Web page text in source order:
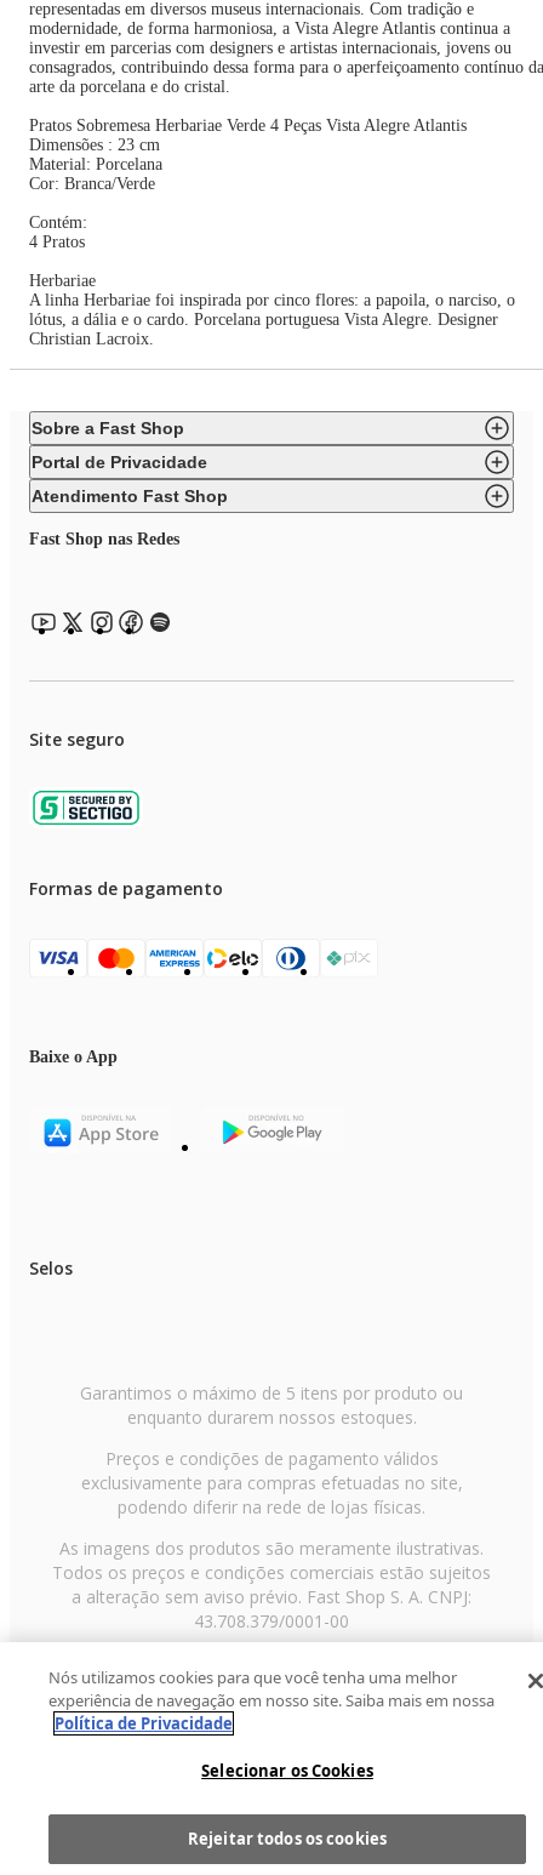
representadas em diversos museus internacionais. Com tradição e
modernidade, de forma harmoniosa, a Vista Alegre Atlantis continua a
investir em parcerias com designers e artistas internacionais, jovens ou
consagrados, contribuindo dessa forma para o aperfeiçoamento contínuo da
arte da porcelana e do cristal.
Pratos Sobremesa Herbariae Verde 4 Peças Vista Alegre Atlantis
Dimensões : 23 cm
Material: Porcelana
Cor: Branca/Verde
Contém:
4 Pratos
Herbariae
A linha Herbariae foi inspirada por cinco flores: a papoila, o narciso, o
lótus, a dália e o cardo. Porcelana portuguesa Vista Alegre. Designer
Christian Lacroix.
Sobre a Fast Shop
Portal de Privacidade
Atendimento Fast Shop
Fast Shop nas Redes
Site seguro
Formas de pagamento
Baixe o App
Selos
Garantimos o máximo de 5 itens por produto ou
enquanto durarem nossos estoques.
Preços e condições de pagamento válidos
exclusivamente para compras efetuadas no site,
podendo diferir na rede de lojas físicas.
As imagens dos produtos são meramente ilustrativas.
Todos os preços e condições comerciais estão sujeitos
a alteração sem aviso prévio. Fast Shop S. A. CNPJ:
43.708.379/0001-00
Paulo/SP, CEP 02029-001, Telefone: 11 3003-3728 ©
2013 Fast Shop - Todos os direitos reservadosRF
Nós utilizamos cookies para que você tenha uma melhor
experiência de navegação em nosso site. Saiba mais em nossa
Política de Privacidade
Selecionar os Cookies
Rejeitar todos os cookies